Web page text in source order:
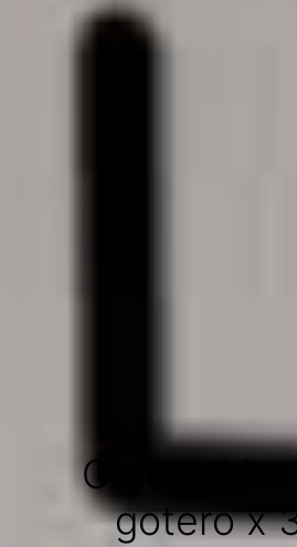
Grader
gotero x